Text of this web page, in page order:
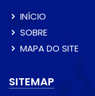
INÍCIO
SOBRE
MAPA DO SITE
SITEMAP